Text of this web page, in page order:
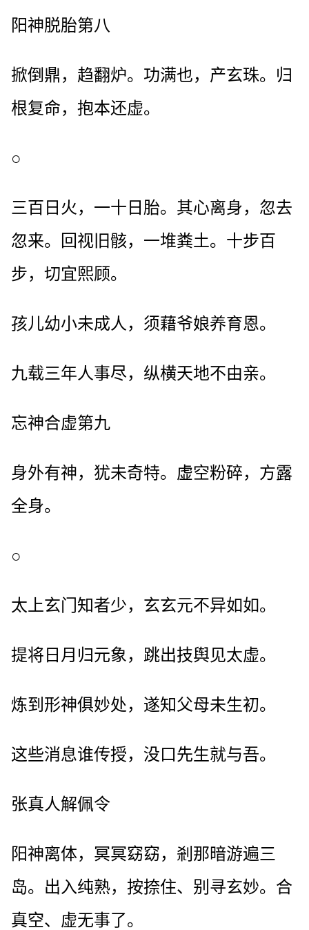
阳神脱胎第八
掀倒鼎，趋翻炉。功满也，产玄珠。归
根复命，抱本还虚。
○
三百日火，一十日胎。其心离身，忽去
忽来。回视旧骸，一堆粪土。十步百
步，切宜熙顾。
孩儿幼小未成人，须藉爷娘养育恩。
九载三年人事尽，纵横天地不由亲。
忘神合虚第九
身外有神，犹未奇特。虚空粉碎，方露
全身。
○
太上玄门知者少，玄玄元不异如如。
提将日月归元象，跳出技舆见太虚。
炼到形神俱妙处，遂知父母未生初。
这些消息谁传授，没口先生就与吾。
张真人解佩令
阳神离体，冥冥窈窈，剎那暗游遍三
岛。出入纯熟，按捺住、别寻玄妙。合
真空、虚无事了。